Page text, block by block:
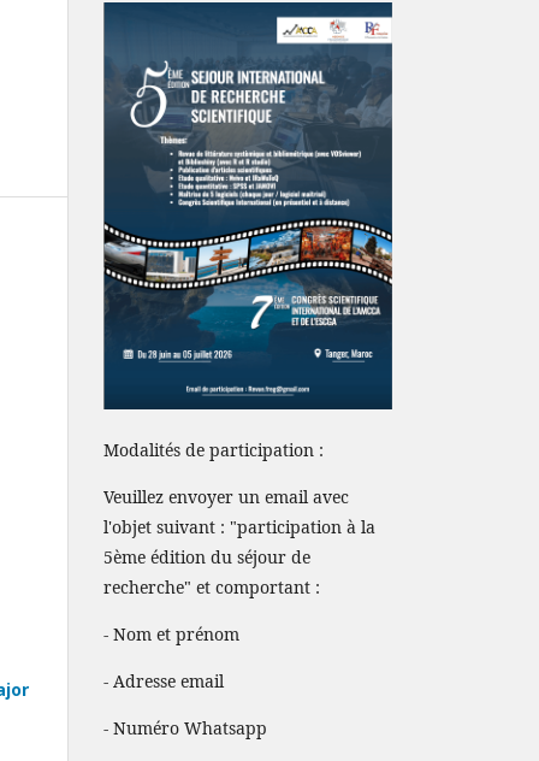
Modalités de participation :
Veuillez envoyer un email avec
l'objet suivant : "participation à la
5ème édition du séjour de
recherche" et comportant :
- Nom et prénom
- Adresse email
- Numéro Whatsapp